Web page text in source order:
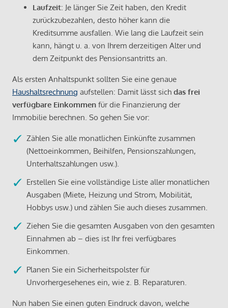
Laufzeit: Je länger Sie Zeit haben, den Kredit
zurückzubezahlen, desto höher kann die
Kreditsumme ausfallen. Wie lang die Laufzeit sein
kann, hängt u. a. von Ihrem derzeitigen Alter und
dem Zeitpunkt des Pensionsantritts an.
Als ersten Anhaltspunkt sollten Sie eine genaue
Haushaltsrechnung aufstellen: Damit lässt sich das frei
verfügbare Einkommen für die Finanzierung der
Immobilie berechnen. So gehen Sie vor:
Zählen Sie alle monatlichen Einkünfte zusammen
(Nettoeinkommen, Beihilfen, Pensionszahlungen,
Unterhaltszahlungen usw.).
Erstellen Sie eine vollständige Liste aller monatlichen
Ausgaben (Miete, Heizung und Strom, Mobilität,
Hobbys usw.) und zählen Sie auch dieses zusammen.
Ziehen Sie die gesamten Ausgaben von den gesamten
Einnahmen ab – dies ist Ihr frei verfügbares
Einkommen.
Planen Sie ein Sicherheitspolster für
Unvorhergesehenes ein, wie z. B. Reparaturen.
Nun haben Sie einen guten Eindruck davon, welche